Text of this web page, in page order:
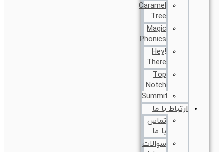
Caramel
Tree
Magic
Phonics
!Hey
There
Top
Notch
Summit
ارتباط با ما
تماس
با ما
سوالات